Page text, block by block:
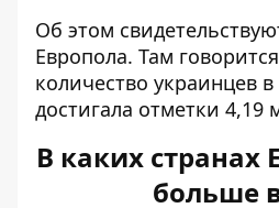
Об этом
Европола. Там
количество украинцев
достигала отметки 4,19
В каких странах
больше